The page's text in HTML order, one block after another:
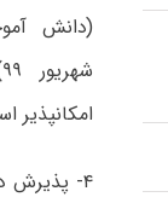
امکانپذیر
۴- پذیرش